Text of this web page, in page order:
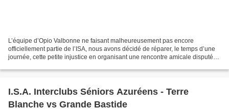
L’équipe d’Opio Valbonne ne faisant malheureusement pas encore
officiellement partie de l’ISA, nous avons décidé de réparer, le temps d’une
journée, cette petite injustice en organisant une rencontre amicale disputée
I.S.A. Interclubs Séniors Azuréens - Terre
Blanche vs Grande Bastide